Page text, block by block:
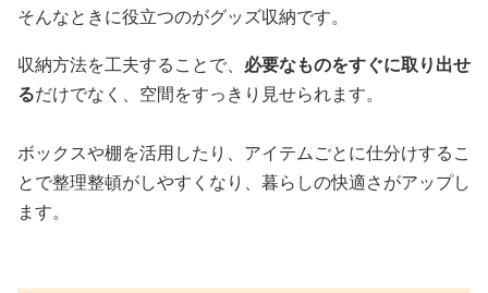
そんなときに役立つのがグッズ収納です。
収納方法を工夫することで、 必要なものをすぐに取り出せ
るだけでなく、空間をすっきり見せられます。
ボックスや棚を活用したり、アイテムごとに仕分けするこ
とで整理整頓がしやすくなり、暮らしの快適さがアップし
ます。